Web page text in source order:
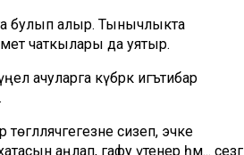
булып алыр. Тынычлыкта
чаткылары да уятыр.
ачуларга күбрәк игътибар
сизеп, эчке
аңлап, гафу үтенер һәм... сезгә